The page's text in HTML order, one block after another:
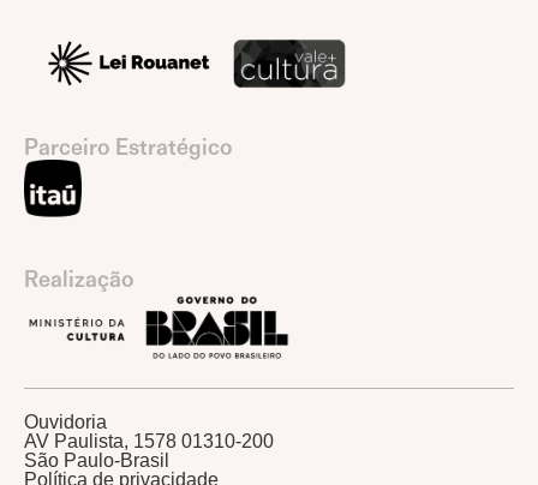
Parceiro Estratégico
Realização
Ouvidoria
AV Paulista, 1578 01310-200
São Paulo-Brasil
Política de privacidade